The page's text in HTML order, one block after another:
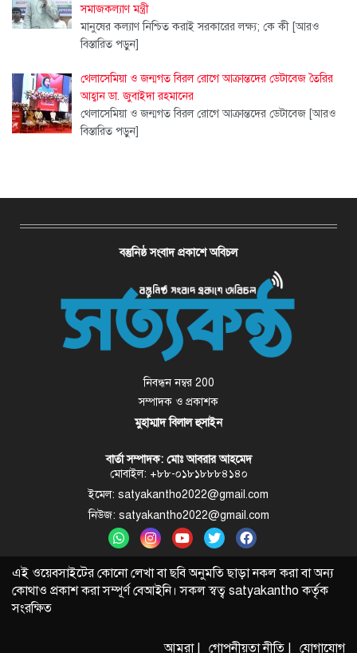
সমাজকল্যাণ মন্ত্রী
মানুষের কল্যাণ নিশ্চিত করাই সরকারের লক্ষ্য; কে কী [আরও
বিস্তারিত পড়ুন]
থেলাসেমিয়া ও জন্মগত বিরল রোগে আক্রান্তদের ডেটাবেজ তৈরির
আহ্বান ডা. জুবাইদা রহমানের
থেলাসেমিয়া ও জন্মগত বিরল রোগে আক্রান্তদের ডেটাবেজ [আরও
বিস্তারিত পড়ুন]
বস্তুনিষ্ঠ সংবাদ প্রকাশে অবিচল
নিবন্ধন নম্বর 200
সম্পাদক ও প্রকাশক
মুহাম্মাদ বিলাল হুসাইন
বার্তা সম্পাদক: মোঃ আবরার আহমেদ
মোবাইল: +৮৮-০১৮১৮৮৮৪১৪০
ইমেল: satyakantho2022@gmail.com
নিউজ: satyakantho2022@gmail.com
এই ওয়েবসাইটের কোনো লেখা বা ছবি অনুমতি ছাড়া নকল করা বা অন্য
কোথাও প্রকাশ করা সম্পূর্ণ বেআইনি। সকল স্বত্ব satyakantho কর্তৃক
সংরক্ষিত
আমরা | গোপনীয়তা নীতি | যোগাযোগ